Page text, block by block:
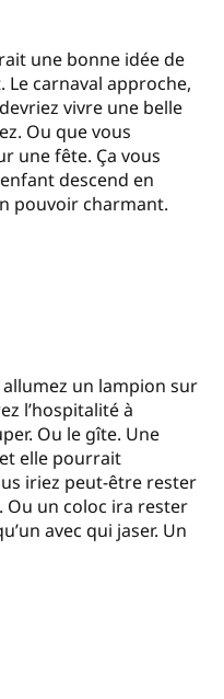
une bonne idée de
carnaval approche,
vivre une belle
Ou que vous
une fête. Ça vous
descend en
pouvoir charmant.
un lampion sur
l’hospitalité à
Ou le gîte. Une
elle pourrait
iriez peut-être rester
Ou un coloc ira rester
avec qui jaser. Un